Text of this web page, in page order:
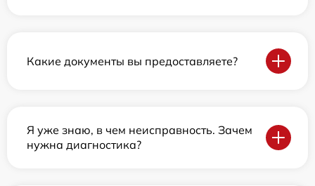
Какие документы вы предоставляете?
Я уже знаю, в чем неисправность. Зачем
нужна диагностика?